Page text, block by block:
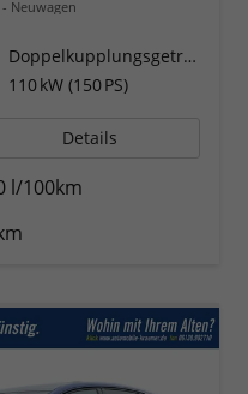
Neuwagen
Doppelkupplungsgetriebe (DSG)
110 kW (150 PS)
Details
l/100km